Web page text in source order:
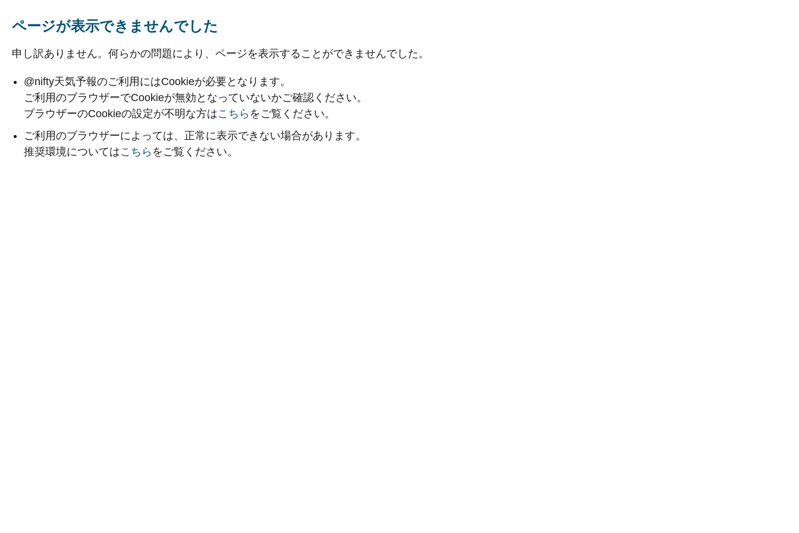
ページが表示できませんでした
申し訳ありません。何らかの問題により、ページを表示することができませんでした。
@nifty天気予報のご利用にはCookieが必要となります。
ご利用のブラウザーでCookieが無効となっていないかご確認ください。
ブラウザーのCookieの設定が不明な方はこちら をご覧ください。
ご利用のブラウザーによっては、正常に表示できない場合があります。
推奨環境についてはこちら をご覧ください。